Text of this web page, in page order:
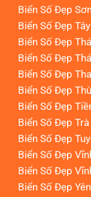
Biển Số Đẹp
Biển Số Đẹp
Biển Số Đẹp
Biển Số Đẹp
Biển Số Đẹp
Biển Số Đẹp
Biển Số Đẹp
Biển Số Đẹp
Biển Số Đẹp
Biển Số Đẹp
Biển Số Đẹp
Biển Số Đẹp